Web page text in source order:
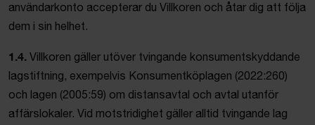
användarkonto accepterar du Villkoren och åtar dig att följa
dem i sin helhet.
1.4. Villkoren gäller utöver tvingande konsumentskyddande
lagstiftning, exempelvis Konsumentköplagen (2022:260)
och lagen (2005:59) om distansavtal och avtal utanför
affärslokaler. Vid motstridighet gäller alltid tvingande lag